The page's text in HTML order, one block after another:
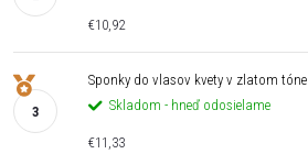
€10,92
Sponky do vlasov kvety v zlatom tóne
Skladom - hneď odosielame
€11,33